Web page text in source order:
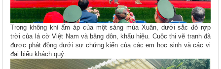
Trong không khí ấm áp của một sáng mùa Xuân, dưới sắc đỏ rợp
trời của lá cờ Việt Nam và băng dôn, khẩu hiệu. Cuộc thi vẽ tranh đã
được phát động dưới sự chứng kiến của các em học sinh và các vị
đại biểu khách quý.